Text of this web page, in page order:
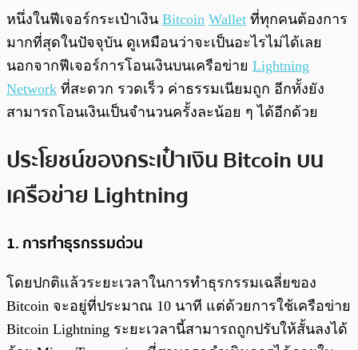
พร้อมเล่น /0:00
หนึ่งในฟีเจอร์กระเป๋าเงิน Bitcoin Wallet ที่ทุกคนต้องการ
มากที่สุดในปัจจุบัน ดูเหมือนว่าจะเป็นอะไรไม่ได้เลย
นอกจากฟีเจอร์การโอนเงินบนเครือข่าย Lightning
Network ที่สะดวก รวดเร็ว ค่าธรรมเนียมถูก อีกทั้งยัง
สามารถโอนเงินเป็นจำนวนครั้งละน้อย ๆ ได้อีกด้วย
ประโยชน์ของกระเป๋าเงิน Bitcoin บน
เครือข่าย Lightning
1. การทำธุรกรรมด่วน
โดยปกติแล้วระยะเวลาในการทำธุรกรรมเฉลี่ยของ
Bitcoin จะอยู่ที่ประมาณ 10 นาที แต่ด้วยการใช้เครือข่าย
Bitcoin Lightning ระยะเวลานี้สามารถถูกปรับให้สั้นลงได้